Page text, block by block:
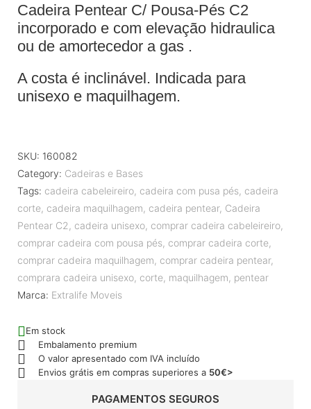
Cadeira Pentear C/ Pousa-Pés C2
incorporado e com elevação hidraulica
ou de amortecedor a gas .
A costa é inclinável. Indicada para
unisexo e maquilhagem.
SKU: 160082
Category: Cadeiras e Bases
Tags: cadeira cabeleireiro, cadeira com pusa pés, cadeira
corte, cadeira maquilhagem, cadeira pentear, Cadeira
Pentear C2 , cadeira unisexo, comprar cadeira cabeleireiro,
comprar cadeira com pousa pés, comprar cadeira corte,
comprar cadeira maquilhagem, comprar cadeira pentear,
comprara cadeira unisexo, corte, maquilhagem, pentear
Marca: Extralife Moveis
Em stock
Embalamento premium
O valor apresentado com IVA incluído
Envios grátis em compras superiores a 50€>
PAGAMENTOS SEGUROS